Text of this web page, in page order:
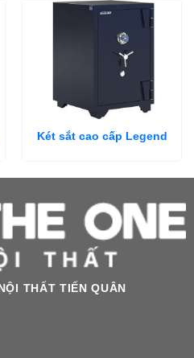
Két sắt cao cấp Legend
THẤT TIẾN QUÂN